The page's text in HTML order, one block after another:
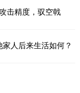
击精度，驭空戟
人后来生活如何？